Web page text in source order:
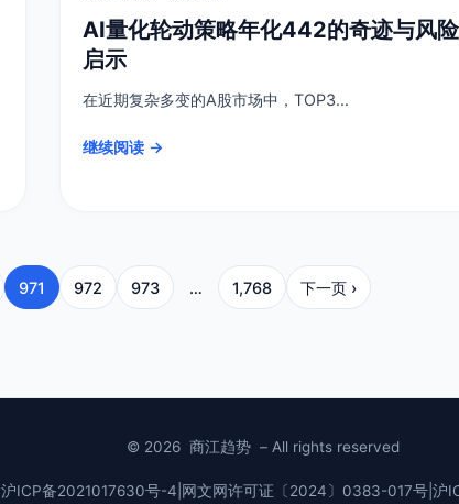
AI量化轮动策略年化442的奇迹与风险
启示
在近期复杂多变的A股市场中，TOP3...
继续阅读 →
971 972 973 … 1,768 下一页 ›
© 2026 商江趋势 – All rights reserved
沪ICP备2021017630号-4 网文网许可证〔2024〕0383-017号| 沪